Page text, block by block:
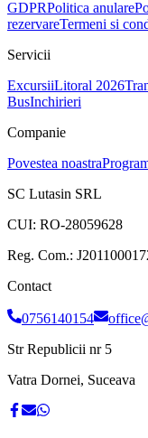
GDPRPolitica anulare
rezervareTermeni si
Servicii
ExcursiiLitoral 2026
BusInchirieri
Companie
Povestea noastra
SC Lutasin SRL
CUI: RO-28059628
Reg. Com.:
Contact
0756140154
Str Republicii nr 5
Vatra Dornei, Suceava